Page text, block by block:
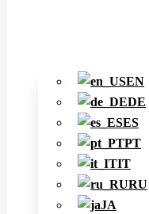
EN
DE
ES
PT
IT
RU
JA